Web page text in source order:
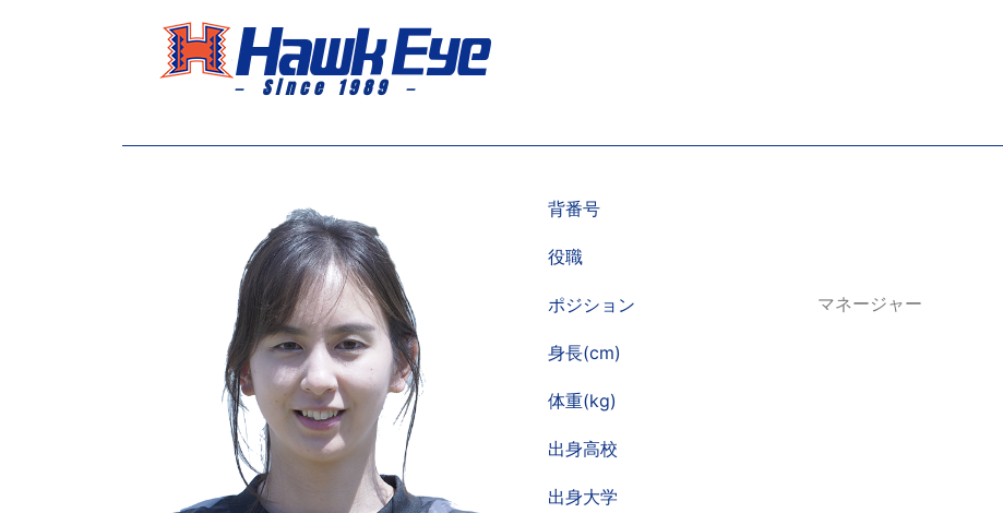
－ Since 1989 －
背番号
役職
ポジション マネージャー
身長(cm)
体重(kg)
出身高校
出身大学